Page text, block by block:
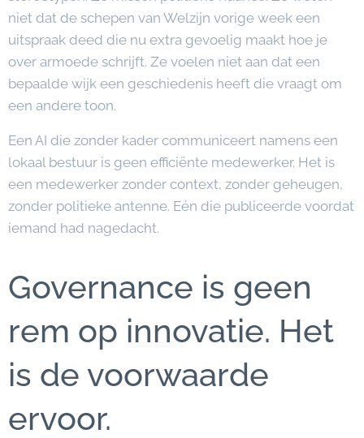
niet dat de schepen van Welzijn vorige week een
uitspraak deed die nu extra gevoelig maakt hoe je
over armoede schrijft. Ze voelen niet aan dat een
bepaalde wijk een geschiedenis heeft die vraagt om
een andere toon.
Een AI die zonder kader communiceert namens een
lokaal bestuur is geen efficiënte medewerker. Het is
een medewerker zonder context, zonder geheugen,
zonder politieke antenne. Eén die publiceerde voordat
iemand had nagedacht.
Governance is geen
rem op innovatie. Het
is de voorwaarde
ervoor.